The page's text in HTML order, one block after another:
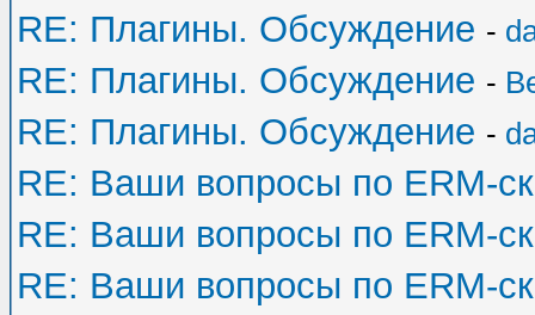
RE: Плагины. Обсуждение -
RE: Плагины. Обсуждение -
RE: Плагины. Обсуждение -
RE: Ваши вопросы по ERM-
RE: Ваши вопросы по ERM-
RE: Ваши вопросы по ERM-